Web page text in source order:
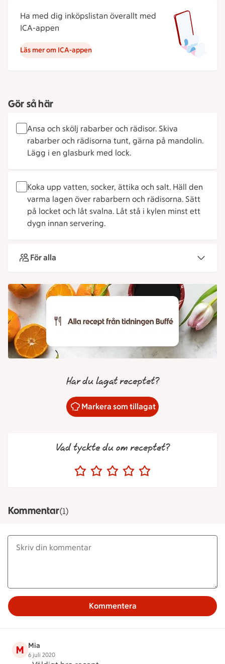
Ha med dig inköpslistan överallt med
ICA-appen
Läs mer om ICA-appen
Gör så här
Ansa och skölj rabarber och rädisor. Skiva
rabarber och rädisorna tunt, gärna på mandolin.
Lägg i en glasburk med lock.
Koka upp vatten, socker, ättika och salt. Häll den
varma lagen över rabarbern och rädisorna. Sätt
på locket och låt svalna. Låt stå i kylen minst ett
dygn innan servering.
För alla
Har du lagat receptet?
Markera som tillagat
Vad tyckte du om receptet?
Kommentar(1)
Kommentera
M Mia
6 juli 2020